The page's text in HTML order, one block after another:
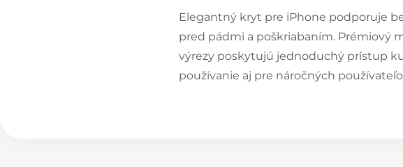
Elegantný kryt pre iPhone podporuje
pred pádmi a poškriabaním. Prémiový
výrezy poskytujú jednoduchý prístup
používanie aj pre náročných